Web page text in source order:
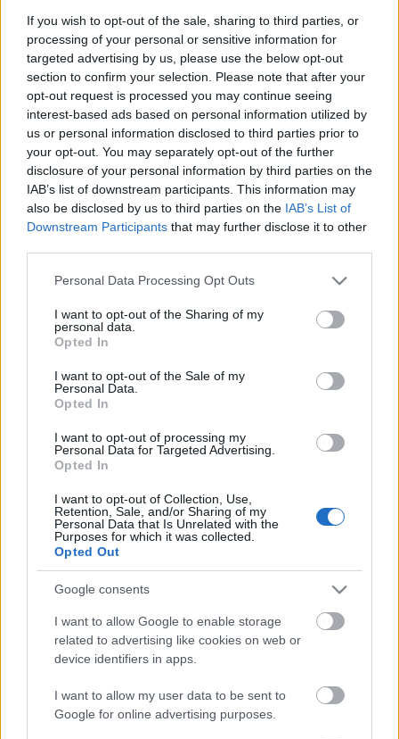
If you wish to opt-out of the sale, sharing to third parties, or
processing of your personal or sensitive information for
targeted advertising by us, please use the below opt-out
section to confirm your selection. Please note that after your
opt-out request is processed you may continue seeing
interest-based ads based on personal information utilized by
us or personal information disclosed to third parties prior to
your opt-out. You may separately opt-out of the further
disclosure of your personal information by third parties on the
IAB’s list of downstream participants. This information may
also be disclosed by us to third parties on the IAB’s List of
Downstream Participants that may further disclose it to other
Please note that this website/app uses one or more Google
not limited to your visit or usage behaviour. You may click to
grant or deny consent to Google and its third-party tags to
use your data for below specified purposes in below Google
consent section.
Personal Data Processing Opt Outs
I want to opt-out of the Sharing of my
personal data.
Opted In
I want to opt-out of the Sale of my
Personal Data.
Opted In
I want to opt-out of processing my
Personal Data for Targeted Advertising.
Opted In
I want to opt-out of Collection, Use,
Retention, Sale, and/or Sharing of my
Personal Data that Is Unrelated with the
Purposes for which it was collected.
Opted Out
Google consents
I want to allow Google to enable storage
related to advertising like cookies on web or
device identifiers in apps.
I want to allow my user data to be sent to
Google for online advertising purposes.
Διαμονή με θέα στον Λυκαβηττό και την Ακρόπολη σε πολύ
καλή τιμή!
30 Σεπτεμβρίου 2019, 16:24
Minimal design και εξέχουσα πολυτέλεια, στις εξαιρετικές σουίτες Heart of
Μοναδικό: Αυτό το μαγαζί στο Γκάζι σου σερβίρει φαγητό
στον… αέρα! Πόσο κοστίζει το δείπνο;
24 Σεπτεμβρίου 2019, 15:39
Ο λόγος, βέβαια, για το μοναδικό Dinner in the sky, το “τραπέζι που
αιωρείται”...